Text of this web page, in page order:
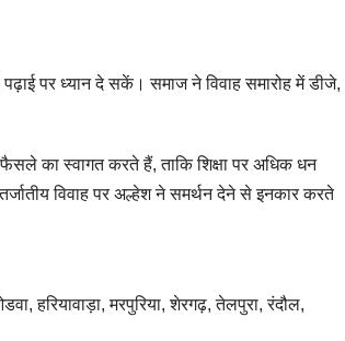
पर ध्यान दे सकें। समाज ने विवाह समारोह में डीजे,
का स्वागत करते हैं, ताकि शिक्षा पर अधिक धन
विवाह पर अल्हेश ने समर्थन देने से इनकार करते
हरियावाड़ा, मरपुरिया, शेरगढ़, तेलपुरा, रंदौल,